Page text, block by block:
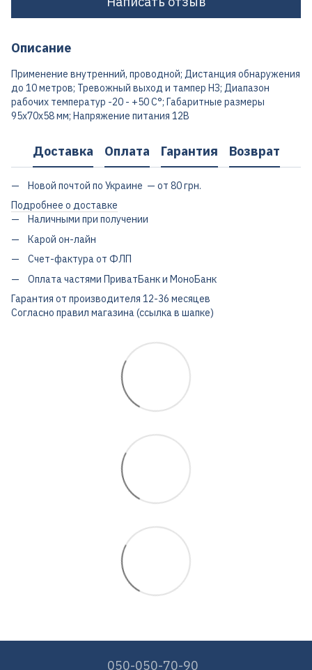
Описание
Применение внутренний, проводной; Дистанция обнаружения
до 10 метров; Тревожный выход и тампер НЗ; Диапазон
рабочих температур -20 - +50 С°; Габаритные размеры
95х70х58 мм; Напряжение питания 12В
Доставка Оплата Гарантия Возврат
Новой почтой по Украине — от 80 грн.
Подробнее о доставке
Наличными при получении
Карой он-лайн
Счет-фактура от ФЛП
Оплата частями ПриватБанк и МоноБанк
Гарантия от производителя 12-36 месяцев
Согласно правил магазина (ссылка в шапке)
050-050-70-90